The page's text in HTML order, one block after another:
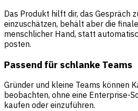
Das Produkt hilft dir, das Gespräch
einzuschätzen, behält aber die
menschlicher Hand, statt
posten.
Passend für schlanke Teams
Gründer und kleine Teams können
beobachten, ohne eine Enterprise-
kaufen oder einzuführen.